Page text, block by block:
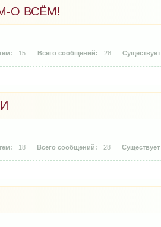
О ВСЁМ!
15 28
18 28